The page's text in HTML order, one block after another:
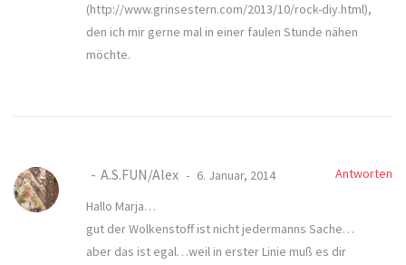
(http://www.grinsestern.com/2013/10/rock-diy.html),
den ich mir gerne mal in einer faulen Stunde nähen
möchte.
A.S.FUN/Alex 6. Januar, 2014
Antworten
Hallo Marja…
gut der Wolkenstoff ist nicht jedermanns Sache…
aber das ist egal…weil in erster Linie muß es dir